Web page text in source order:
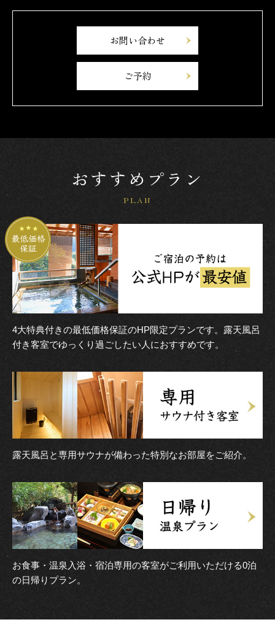
お問い合わせ
ご予約
おすすめプラン
PLAN
4大特典付きの最低価格保証のHP限定プランです。露天風呂
付き客室でゆっくり過ごしたい人におすすめです。
露天風呂と専用サウナが備わった特別なお部屋をご紹介。
お食事・温泉入浴・宿泊専用の客室がご利用いただける0泊
の日帰りプラン。